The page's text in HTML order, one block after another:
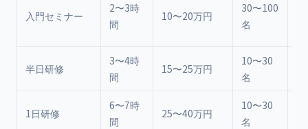
入門セミナー
2〜3時
間
10〜20万円
30〜100
名
半日研修
3〜4時
間
15〜25万円
10〜30
名
1日研修
6〜7時
間
25〜40万円
10〜30
名